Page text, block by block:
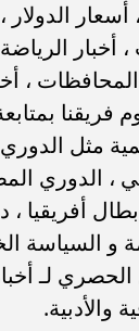
الدولار
أخبار
،
فريقنا
مثل الدوري
، الدوري
أفريقيا
و السياسة
الحصري لـ
والأدبية.